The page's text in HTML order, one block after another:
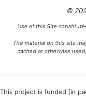
©
Use of this Site
The material on this site
cached or otherwise
This project is funded [in